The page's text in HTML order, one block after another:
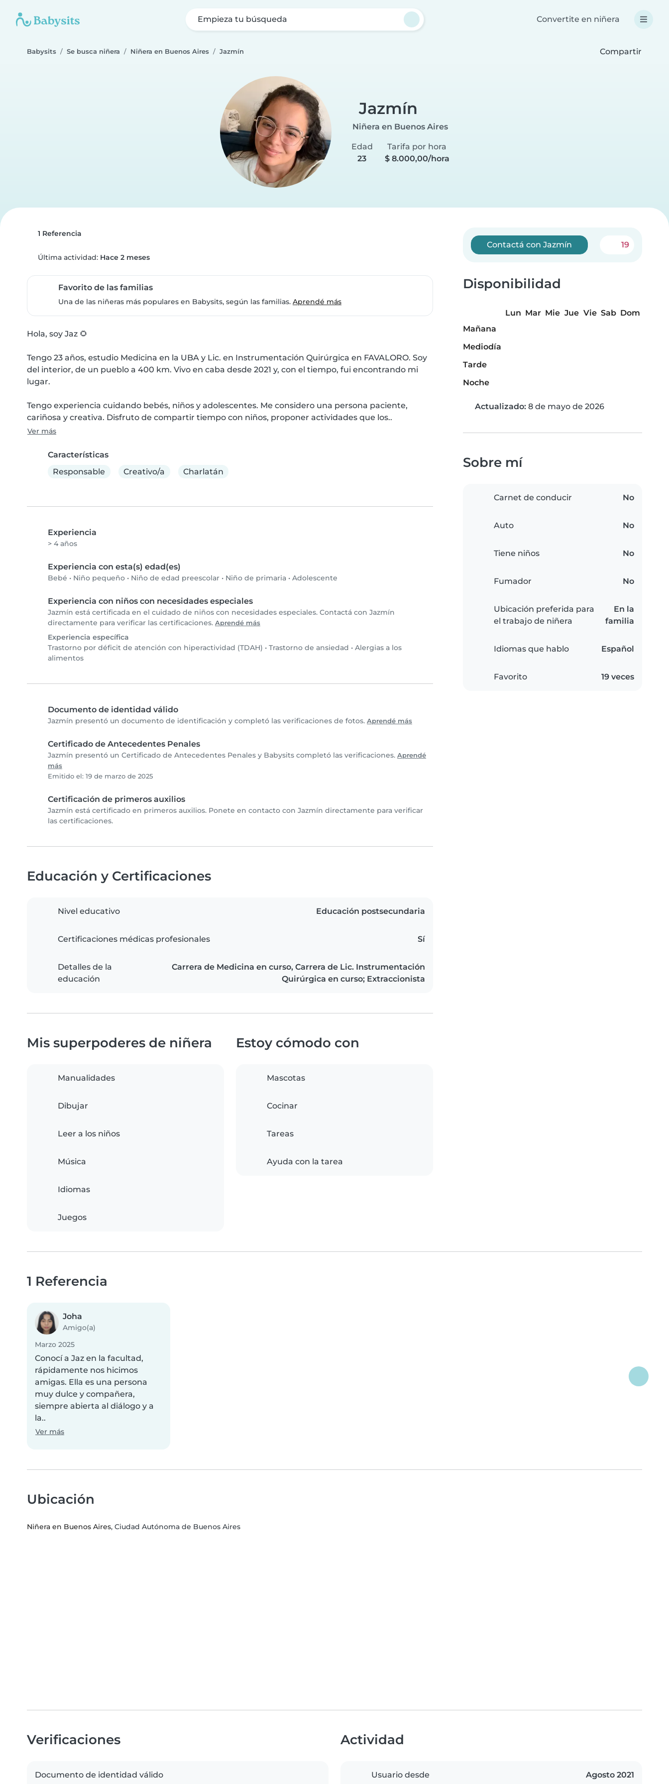
Empieza tu búsqueda Convertite en niñera
Babysits Se busca niñera Niñera en Buenos Aires Jazmín Compartir
Jazmín
Niñera en Buenos Aires
Edad
23
Tarifa por hora
$ 8.000,00/hora
1 Referencia
Última actividad: Hace 2 meses
Favorito de las familias
Una de las niñeras más populares en Babysits, según las familias. Aprendé más
Hola, soy Jaz 🌻
Tengo 23 años, estudio Medicina en la UBA y Lic. en Instrumentación Quirúrgica en FAVALORO. Soy
del interior, de un pueblo a 400 km. Vivo en caba desde 2021 y, con el tiempo, fui encontrando mi
lugar.
Tengo experiencia cuidando bebés, niños y adolescentes. Me considero una persona paciente,
cariñosa y creativa. Disfruto de compartir tiempo con niños, proponer actividades que los..
Ver más
Características
Responsable
Creativo/a Charlatán
Experiencia
> 4 años
Experiencia con esta(s) edad(es)
Bebé • Niño pequeño • Niño de edad preescolar • Niño de primaria • Adolescente
Experiencia con niños con necesidades especiales
Jazmín está certificada en el cuidado de niños con necesidades especiales. Contactá con Jazmín
directamente para verificar las certificaciones. Aprendé más
Experiencia específica
Trastorno por déficit de atención con hiperactividad (TDAH) • Trastorno de ansiedad • Alergias a los
alimentos
Documento de identidad válido
Jazmín presentó un documento de identificación y completó las verificaciones de fotos. Aprendé más
Certificado de Antecedentes Penales
Jazmín presentó un Certificado de Antecedentes Penales y Babysits completó las verificaciones. Aprendé
más
Emitido el: 19 de marzo de 2025
Certificación de primeros auxilios
Jazmín está certificado en primeros auxilios. Ponete en contacto con Jazmín directamente para verificar
las certificaciones.
Contactá con Jazmín 19
Disponibilidad
Lun Mar Mie Jue Vie Sab Dom
Mañana
Mediodía
Tarde
Noche
Actualizado: 8 de mayo de 2026
Sobre mí
Carnet de conducir No
Auto No
Tiene niños No
Fumador No
Ubicación preferida para
el trabajo de niñera
En la
familia
Idiomas que hablo Español
Favorito 19 veces
Educación y Certificaciones
Nivel educativo Educación postsecundaria
Certificaciones médicas profesionales Sí
Detalles de la
educación
Carrera de Medicina en curso, Carrera de Lic. Instrumentación
Quirúrgica en curso; Extraccionista
Mis superpoderes de niñera
Manualidades
Dibujar
Leer a los niños
Música
Idiomas
Juegos
Estoy cómodo con
Mascotas
Cocinar
Tareas
Ayuda con la tarea
1 Referencia
Joha
Amigo(a)
Marzo 2025
Conocí a Jaz en la facultad,
rápidamente nos hicimos
amigas. Ella es una persona
muy dulce y compañera,
siempre abierta al diálogo y a
la..
Ver más
Ubicación
Niñera en Buenos Aires, Ciudad Autónoma de Buenos Aires
Verificaciones
Documento de identidad válido
Actividad
Usuario desde Agosto 2021